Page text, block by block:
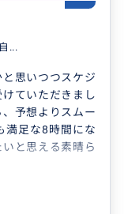
...
思いつつスケジ
ていただきまし
予想よりスムー
満足な8時間にな
と思える素晴ら